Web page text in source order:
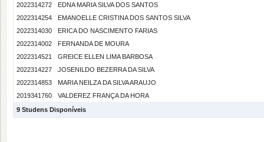
2022314272
EDNA MARIA SILVA DOS SANTOS
2022314254
EMANOELLE CRISTINA DOS SANTOS SILVA
2022314030
ERICA DO NASCIMENTO FARIAS
2022314002
FERNANDA DE MOURA
2022314521
GREICE ELLEN LIMA BARBOSA
2022314227
JOSENILDO BEZERRA DA SILVA
2022314853
MARIA NEILZA DA SILVA ARAUJO
2019341760
VALDEREZ FRANÇA DA HORA
9 Studens Disponíveis